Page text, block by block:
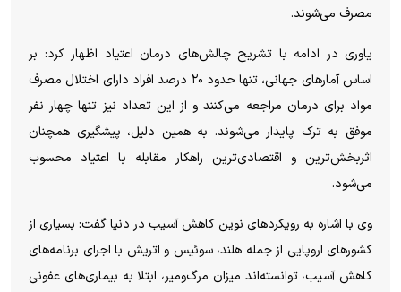
مصرف می‌شوند.
یاوری در ادامه با تشریح چالش‌های درمان اعتیاد اظهار کرد: بر
اساس آمارهای جهانی، تنها حدود ۲۰ درصد افراد دارای اختلال مصرف
مواد برای درمان مراجعه می‌کنند و از این تعداد نیز تنها چهار نفر
موفق به ترک پایدار می‌شوند. به همین دلیل، پیشگیری همچنان
اثربخش‌ترین و اقتصادی‌ترین راهکار مقابله با اعتیاد محسوب
می‌شود.
وی با اشاره به رویکردهای نوین کاهش آسیب در دنیا گفت: بسیاری از
کشورهای اروپایی از جمله هلند، سوئیس و اتریش با اجرای برنامه‌های
کاهش آسیب، توانسته‌اند میزان مرگ‌ومیر، ابتلا به بیماری‌های عفونی